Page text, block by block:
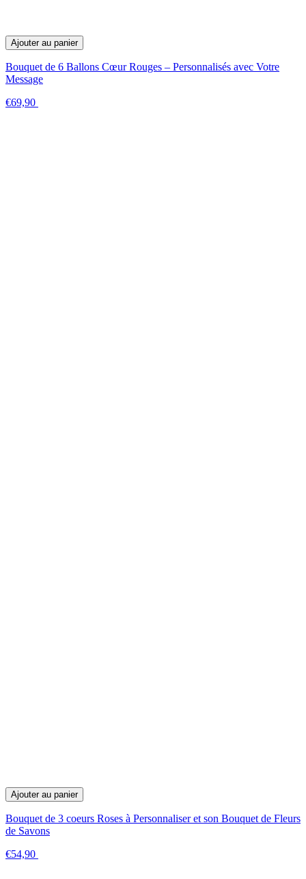
Ajouter au panier
Bouquet de 6 Ballons Cœur Rouges – Personnalisés avec Votre
Message
€69,90
Ajouter au panier
Bouquet de 3 coeurs Roses à Personnaliser et son Bouquet de Fleurs
de Savons
€54,90